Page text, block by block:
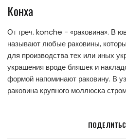
Конха
От греч. konche - «раковина». В
называют любые раковины,
для производства тех или иных
украшения вроде бляшек и
формой напоминают раковину. В
раковина крупного моллюска